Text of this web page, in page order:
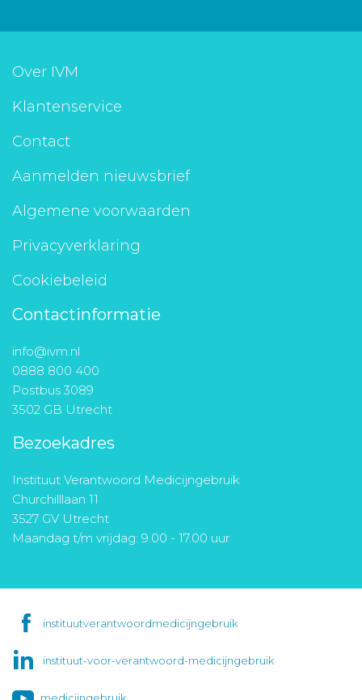
Over IVM
Klantenservice
Contact
Aanmelden nieuwsbrief
Algemene voorwaarden
Privacyverklaring
Cookiebeleid
Contactinformatie
info@ivm.nl
0888 800 400
Postbus 3089
3502 GB Utrecht
Bezoekadres
Instituut Verantwoord Medicijngebruik
Churchilllaan 11
3527 GV Utrecht
Maandag t/m vrijdag: 9.00 - 17.00 uur
instituutverantwoordmedicijngebruik
instituut-voor-verantwoord-medicijngebruik